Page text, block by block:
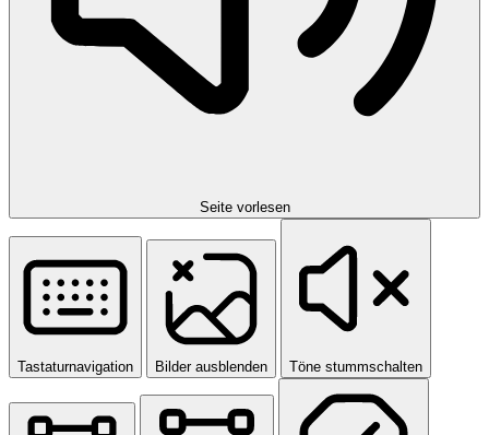
Seite vorlesen
Tastaturnavigation Bilder ausblenden Töne stummschalten